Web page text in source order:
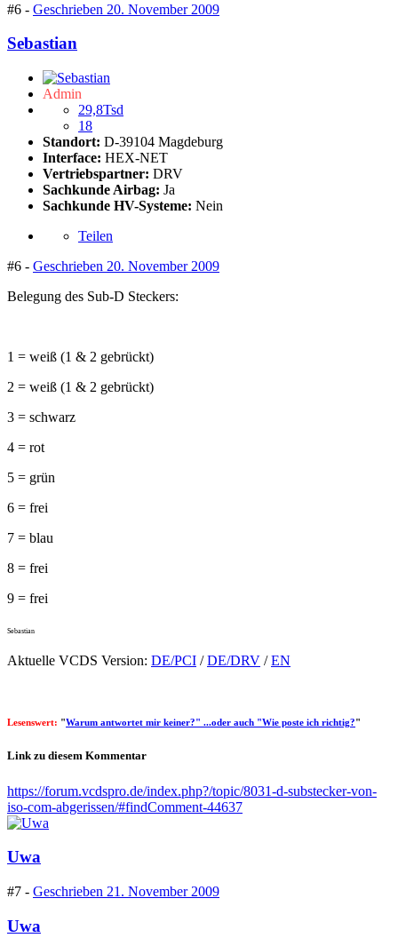
#6 - Geschrieben 20. November 2009
Sebastian
Admin
29,8Tsd
18
Standort: D-39104 Magdeburg
Interface: HEX-NET
Vertriebspartner: DRV
Sachkunde Airbag: Ja
Sachkunde HV-Systeme: Nein
Teilen
#6 - Geschrieben 20. November 2009
Belegung des Sub-D Steckers:
1 = weiß (1 & 2 gebrückt)
2 = weiß (1 & 2 gebrückt)
3 = schwarz
4 = rot
5 = grün
6 = frei
7 = blau
8 = frei
9 = frei
Sebastian
Aktuelle VCDS Version: DE/PCI /DE/DRV /EN
Lesenswert: "Warum antwortet mir keiner?" ...oder auch "Wie poste ich richtig?"
Link zu diesem Kommentar
https://forum.vcdspro.de/index.php?/topic/8031-d-substecker-von-
iso-com-abgerissen/#findComment-44637
Uwa
#7 - Geschrieben 21. November 2009
Uwa